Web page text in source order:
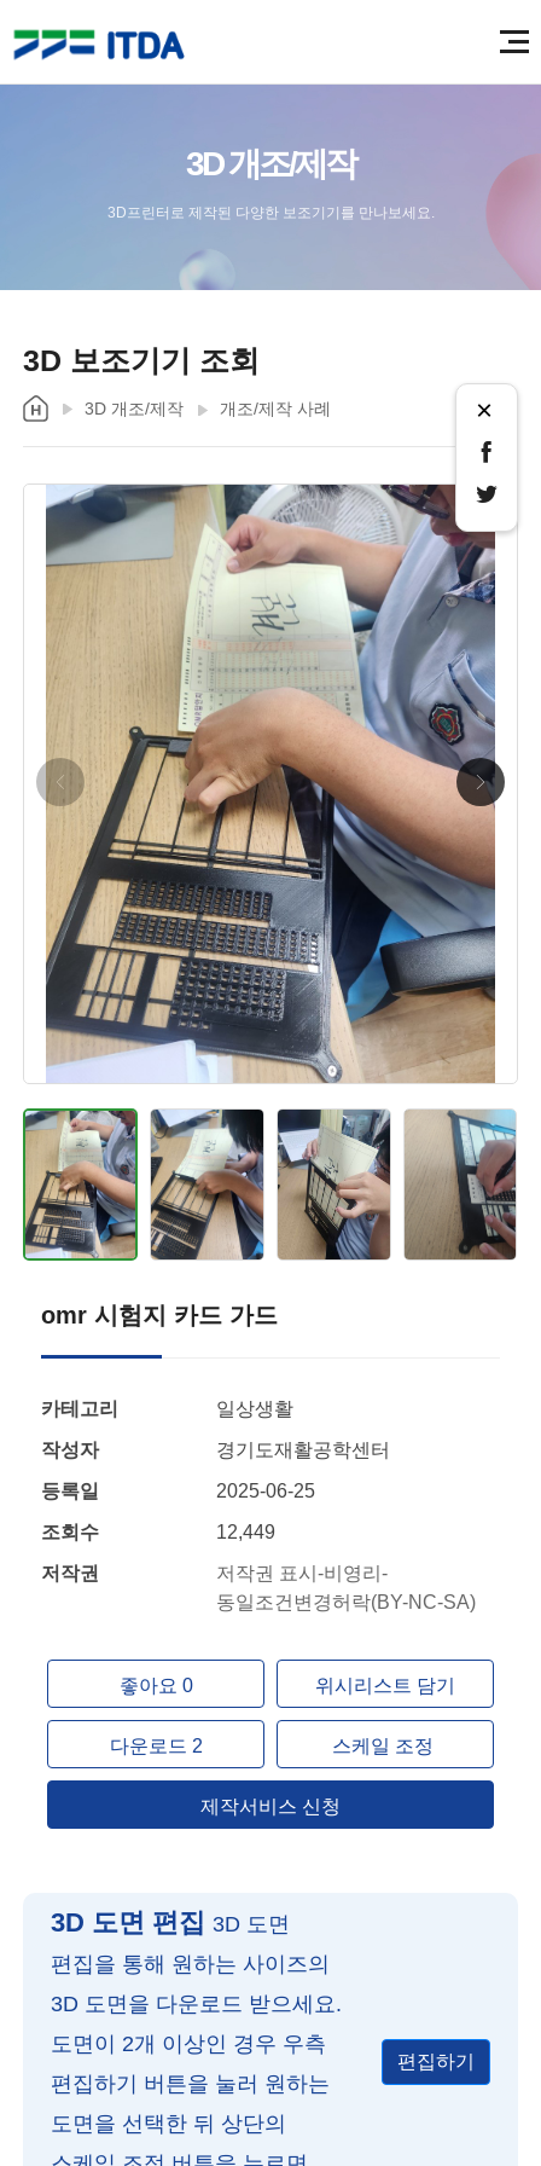
3D 개조/제작
3D프린터로 제작된 다양한 보조기기를 만나보세요.
3D 보조기기 조회
3D 개조/제작 개조/제작 사례 ×
omr 시험지 카드 가드
카테고리
일상생활
작성자
경기도재활공학센터
등록일
2025-06-25
조회수
12,449
저작권
저작권 표시-비영리-
동일조건변경허락(BY-NC-SA)
좋아요 0 위시리스트 담기
다운로드 2 스케일 조정
제작서비스 신청
3D 도면 편집 3D 도면
편집을 통해 원하는 사이즈의
3D 도면을 다운로드 받으세요.
도면이 2개 이상인 경우 우측
편집하기 버튼을 눌러 원하는
도면을 선택한 뒤 상단의
편집하기